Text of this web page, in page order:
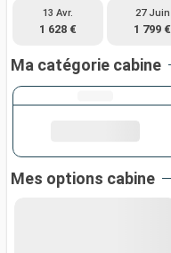
13 Avr.
1 628 €
27 Juin
1 799 €
Ma catégorie cabine
Mes options cabine